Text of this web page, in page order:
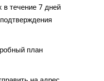
течение 7 дней
план